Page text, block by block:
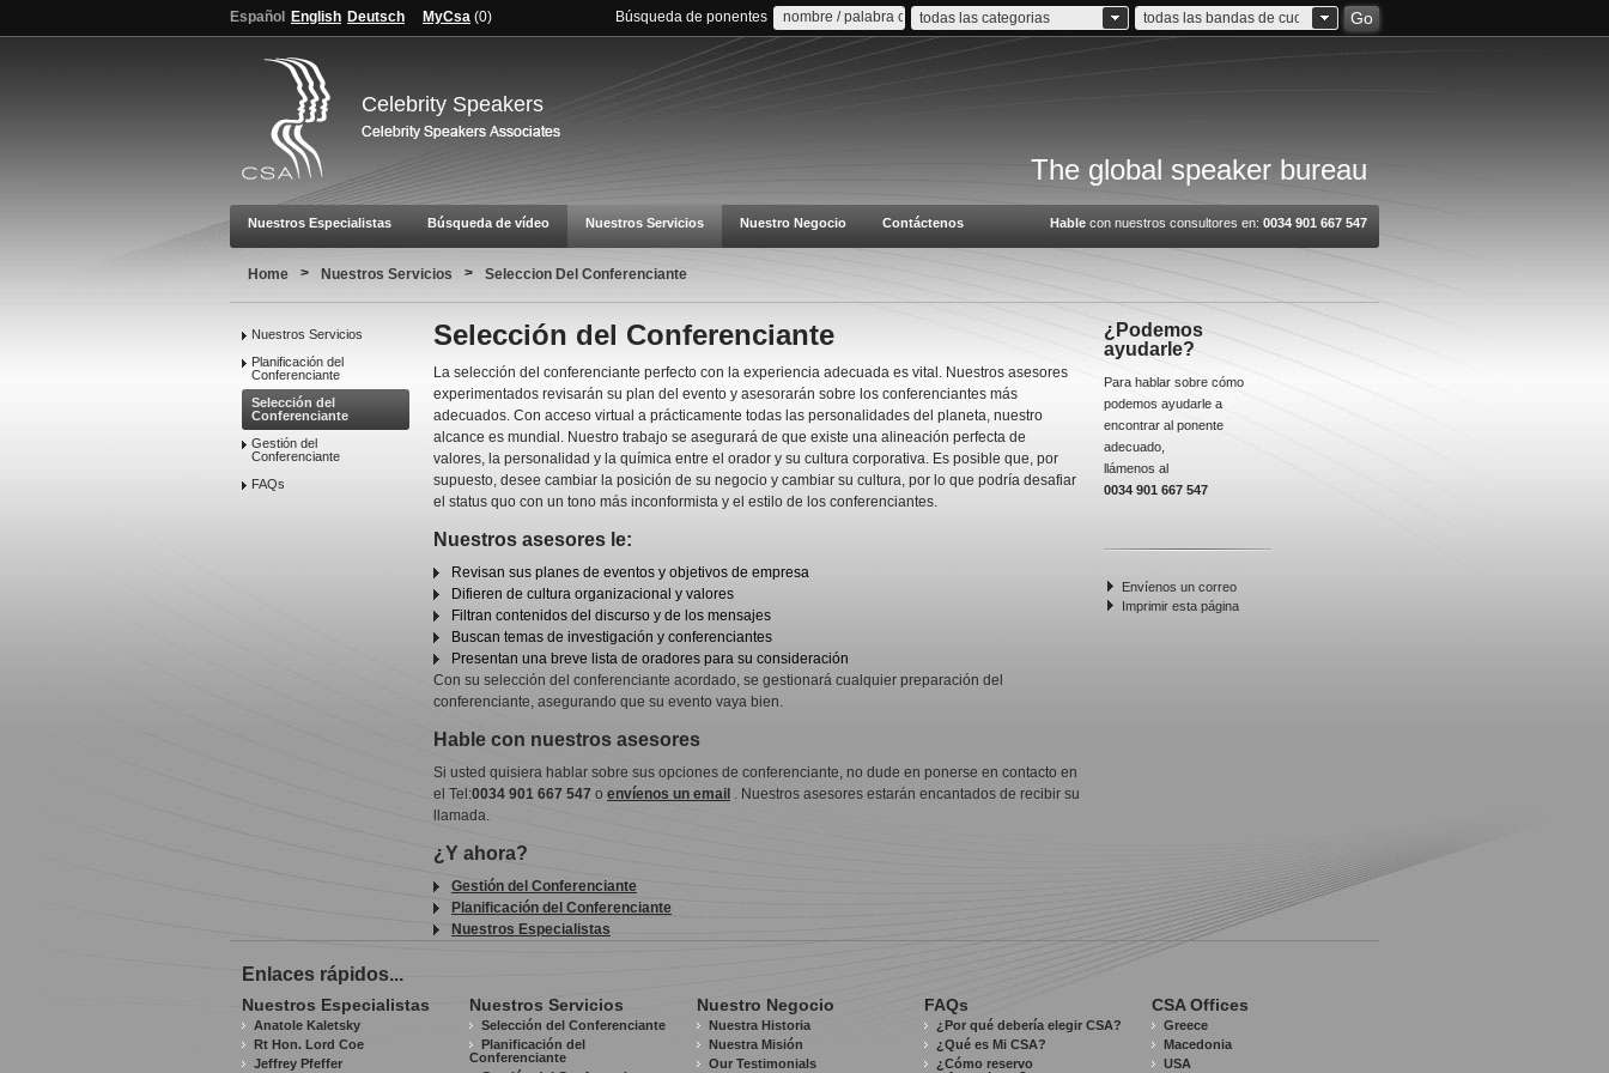
Español English Deutsch MyCsa (0) Búsqueda de ponentes todas las categorias todas las bandas de cuota Go
Celebrity Speakers
The global speaker bureau
Nuestros Especialistas Búsqueda de vídeo Nuestros Servicios Nuestro Negocio Contáctenos Hable con nuestros consultores en: 0034 901 667 547
Home > Nuestros Servicios > Seleccion Del Conferenciante
Nuestros Servicios
Planificación del
Conferenciante
Selección del
Conferenciante
Gestión del
Conferenciante
FAQs
Selección del Conferenciante
La selección del conferenciante perfecto con la experiencia adecuada es vital. Nuestros asesores
experimentados revisarán su plan del evento y asesorarán sobre los conferenciantes más
adecuados. Con acceso virtual a prácticamente todas las personalidades del planeta, nuestro
alcance es mundial. Nuestro trabajo se asegurará de que existe una alineación perfecta de
valores, la personalidad y la química entre el orador y su cultura corporativa. Es posible que, por
supuesto, desee cambiar la posición de su negocio y cambiar su cultura, por lo que podría desafiar
el status quo con un tono más inconformista y el estilo de los conferenciantes.
Nuestros asesores le:
Revisan sus planes de eventos y objetivos de empresa
Difieren de cultura organizacional y valores
Filtran contenidos del discurso y de los mensajes
Buscan temas de investigación y conferenciantes
Presentan una breve lista de oradores para su consideración
Con su selección del conferenciante acordado, se gestionará cualquier preparación del
conferenciante, asegurando que su evento vaya bien.
Hable con nuestros asesores
Si usted quisiera hablar sobre sus opciones de conferenciante, no dude en ponerse en contacto en
el Tel:0034 901 667 547 o envíenos un email . Nuestros asesores estarán encantados de recibir su
llamada.
¿Y ahora?
Gestión del Conferenciante
Planificación del Conferenciante
Nuestros Especialistas
¿Podemos
ayudarle?
Para hablar sobre cómo
podemos ayudarle a
encontrar al ponente
adecuado,
llámenos al
0034 901 667 547
Envíenos un correo
Imprimir esta página
Enlaces rápidos...
Nuestros Especialistas
Anatole Kaletsky
Rt Hon. Lord Coe
Jeffrey Pfeffer
Nuestros Servicios
Selección del Conferenciante
Planificación del
Conferenciante
Nuestro Negocio
Nuestra Historia
Nuestra Misión
Our Testimonials
FAQs
¿Por qué debería elegir CSA?
¿Qué es Mi CSA?
¿Cómo reservo
CSA Offices
Greece
Macedonia
USA